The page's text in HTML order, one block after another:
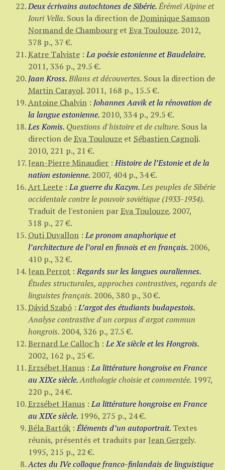
Deux écrivains autochtones de Sibérie.Érémeï Aïpine et
Iouri Vella. Sous la direction deDominique Samson
Normand de Chambourget Eva Toulouze. 2012,
378 p., 37 €.
Katre Talviste :La poésie estonienne et Baudelaire.
2011, 336 p., 29.5 €.
Jaan Kross.Bilans et découvertes. Sous la direction de
Martin Carayol. 2011, 168 p., 15.5 €.
Antoine Chalvin : Johannes Aavik et la rénovation de
la langue estonienne. 2010, 334 p., 29.5 €.
Les Komis. Questions d'histoire et de culture. Sous la
direction deEva Toulouze et Sébastien Cagnoli.
2010, 221 p., 21 €.
Jean-Pierre Minaudier :Histoire de l’Estonie et de la
nation estonienne. 2007, 404 p., 34 €.
Art Leete :La guerre du Kazym.Les peuples de Sibérie
occidentale contre le pouvoir soviétique (1933-1934).
Traduit de l'estonien parEva Toulouze. 2007,
318 p., 27 €.
Outi Duvallon :Le pronom anaphorique et
l’architecture de l’oral en finnois et en français. 2006,
410 p., 32 €.
Jean Perrot :Regards sur les langues ouraliennes.
Études structurales, approches contrastives, regards de
linguistes français. 2006, 380 p., 30 €.
Dávid Szabó :L’argot des étudiants budapestois.
Analyse contrastive d'un corpus d'argot commun
hongrois. 2004, 326 p., 27.5 €.
Bernard Le Calloc'h :Le Xe siècle et les Hongrois.
2002, 162 p., 25 €.
Erzsébet Hanus :La littérature hongroise en France
au XIXe siècle.Anthologie choisie et commentée. 1997,
220 p., 24 €.
Erzsébet Hanus :La littérature hongroise en France
au XIXe siècle. 1996, 275 p., 24 €.
Béla Bartók :Éléments d’un autoportrait. Textes
réunis, présentés et traduits parJean Gergely.
1995, 215 p., 22 €.
Actes du IVe colloque franco-finlandais de linguistique